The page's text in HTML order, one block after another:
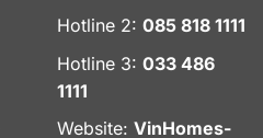
Hotline 2: 085 818 1111
Hotline 3: 033 486
1111
Website: VinHomes-